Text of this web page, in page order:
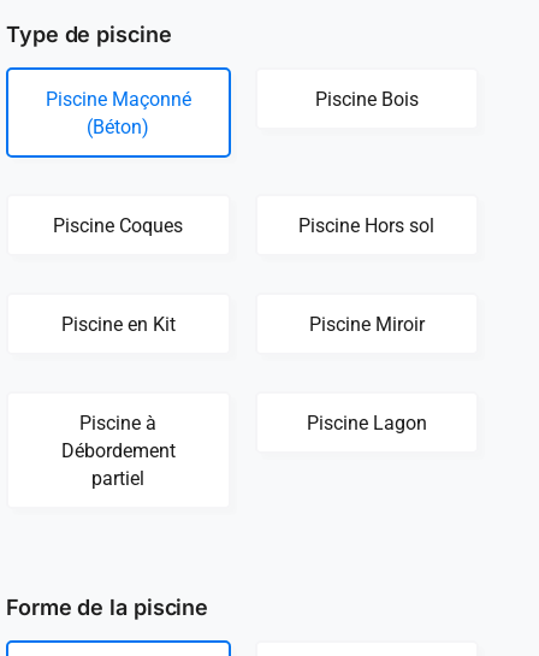
Type de piscine
Piscine Maçonné
(Béton)
Piscine Bois
Piscine Coques Piscine Hors sol
Piscine en Kit Piscine Miroir
Piscine à
Débordement
partiel
Piscine Lagon
Forme de la piscine